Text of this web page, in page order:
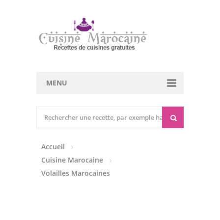
MENU
Entrées Froides
Tajines
Accueil
Cuisine Marocaine
Volailles Marocaines